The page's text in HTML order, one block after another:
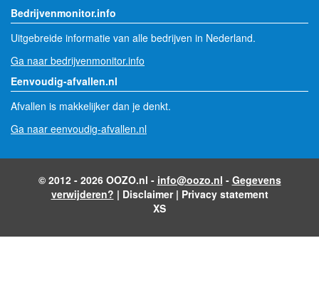
Bedrijvenmonitor.info
Uitgebreide informatie van alle bedrijven in Nederland.
Ga naar bedrijvenmonitor.info
Eenvoudig-afvallen.nl
Afvallen is makkelijker dan je denkt.
Ga naar eenvoudig-afvallen.nl
© 2012 - 2026 OOZO.nl - info@oozo.nl - Gegevens
verwijderen? | Disclaimer| Privacy statement
XS